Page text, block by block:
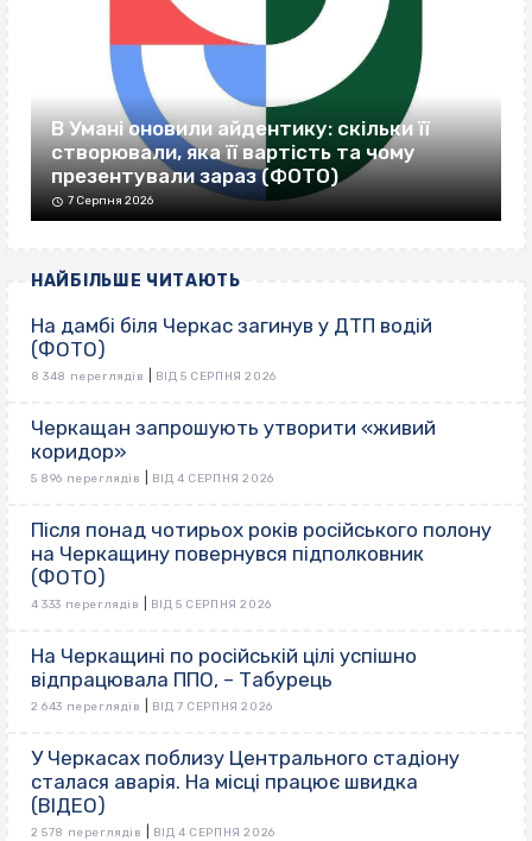
В Умані оновили айдентику: скільки її
створювали, яка її вартість та чому
презентували зараз (ФОТО)
7 Серпня 2026
НАЙБІЛЬШЕ ЧИТАЮТЬ
На дамбі біля Черкас загинув у ДТП водій
(ФОТО)
8 348 переглядів ВІД 5 СЕРПНЯ 2026
Черкащан запрошують утворити «живий
коридор»
5 896 переглядів ВІД 4 СЕРПНЯ 2026
Після понад чотирьох років російського полону
на Черкащину повернувся підполковник
(ФОТО)
4 333 переглядів ВІД 5 СЕРПНЯ 2026
На Черкащині по російській цілі успішно
відпрацювала ППО, – Табурець
2 643 переглядів ВІД 7 СЕРПНЯ 2026
У Черкасах поблизу Центрального стадіону
сталася аварія. На місці працює швидка
(ВІДЕО)
2 578 переглядів ВІД 4 СЕРПНЯ 2026